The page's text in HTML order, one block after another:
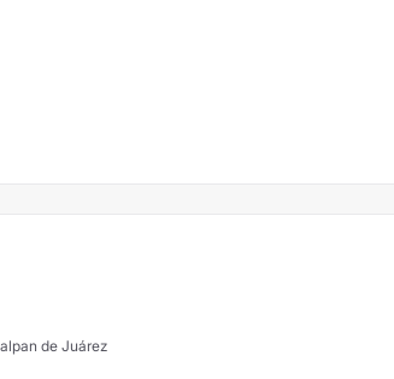
de Juárez